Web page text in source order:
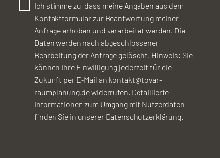
Ich stimme zu, dass meine Angaben aus dem
Kontaktformular zur Beantwortung meiner
Anfrage erhoben und verarbeitet werden. Die
Daten werden nach abgeschlossener
Bearbeitung der Anfrage gelöscht. Hinweis: Sie
können Ihre Einwilligung jederzeit für die
Zukunft per E-Mail an kontakt@tovar-
raumplanung.de widerrufen. Detaillierte
Informationen zum Umgang mit Nutzerdaten
finden Sie in unserer Datenschutzerklärung.